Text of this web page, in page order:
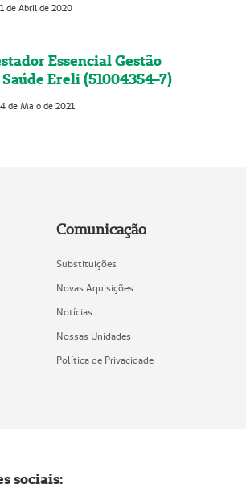
de Abril de 2020
Essencial Gestão
Ereli (51004354-7)
de Maio de 2021
Comunicação
Substituições
Novas Aquisições
Notícias
Nossas Unidades
Política de Privacidade
sociais: